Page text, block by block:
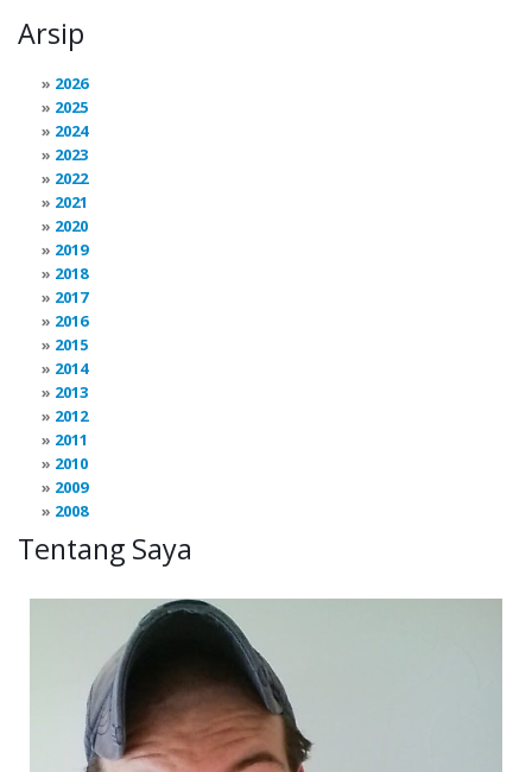
Arsip
2026
2025
2024
2023
2022
2021
2020
2019
2018
2017
2016
2015
2014
2013
2012
2011
2010
2009
2008
Tentang Saya